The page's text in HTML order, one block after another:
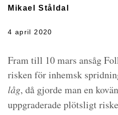
Mikael Ståldal
4 april 2020
Fram till 10 mars ansåg
risken för inhemsk
låg, då gjorde man en
uppgraderade plötsligt